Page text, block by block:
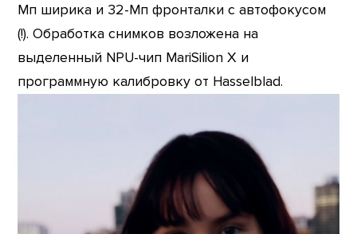
Мп ширика и 32-Мп фронталки с автофокусом
(!). Обработка снимков возложена на
выделенный NPU-чип MariSilion X и
программную калибровку от Hasselblad.